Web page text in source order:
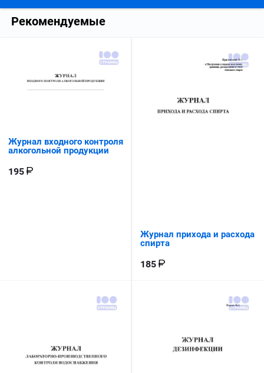
Рекомендуемые
Журнал входного контроля
алкогольной продукции
195
Журнал прихода и расхода
спирта
185